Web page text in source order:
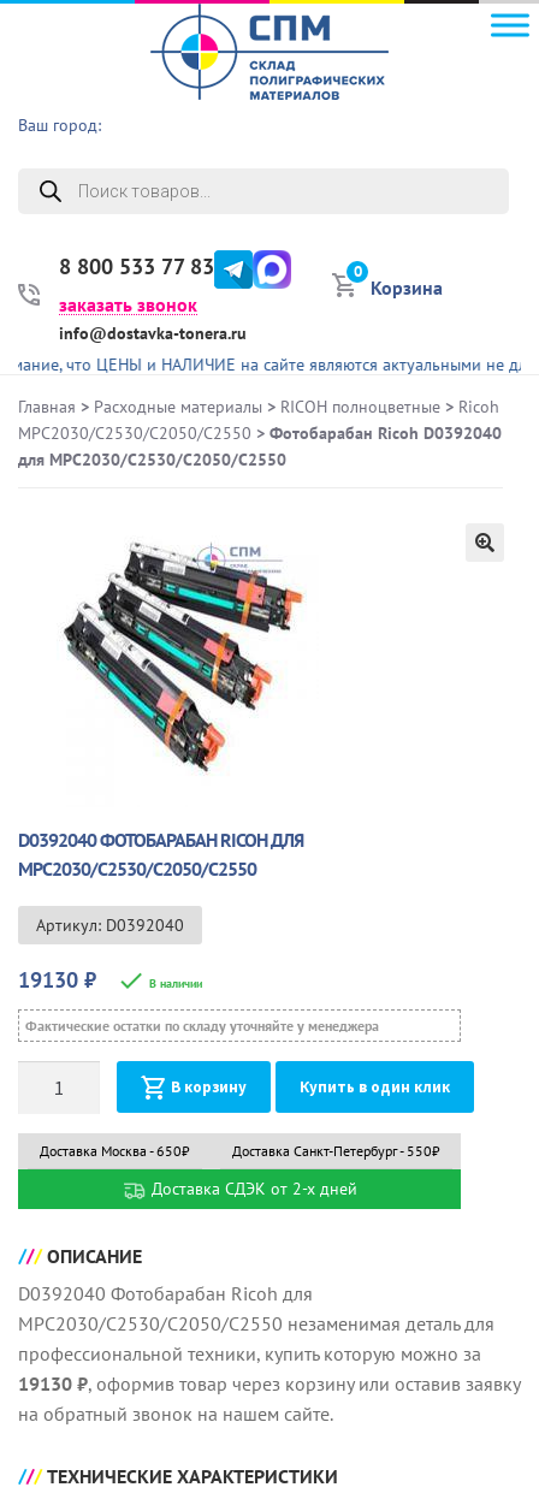
Ваш город:
Поиск
товаров
8 800 533 77 83
заказать звонок
info@dostavka-tonera.ru
0
Корзина
что ЦЕНЫ и НАЛИЧИЕ на сайте являются актуальными не для
Главная > Расходные материалы > RICOH полноцветные > Ricoh
MPC2030/C2530/C2050/C2550 > Фотобарабан Ricoh D0392040
для MPC2030/C2530/C2050/C2550
D0392040 ФОТОБАРАБАН RICOH ДЛЯ
MPC2030/C2530/C2050/C2550
Артикул: D0392040
19130 ₽ В наличии
Фактические остатки по складу уточняйте у менеджера
В корзину Купить в один клик
Доставка Москва - 650₽ Доставка Санкт-Петербург - 550₽
Доставка СДЭК от 2-х дней
ОПИСАНИЕ
D0392040 Фотобарабан Ricoh для
MPC2030/C2530/C2050/C2550 незаменимая деталь для
профессиональной техники, купить которую можно за
19130 ₽, оформив товар через корзину или оставив заявку
на обратный звонок на нашем сайте.
ТЕХНИЧЕСКИЕ ХАРАКТЕРИСТИКИ